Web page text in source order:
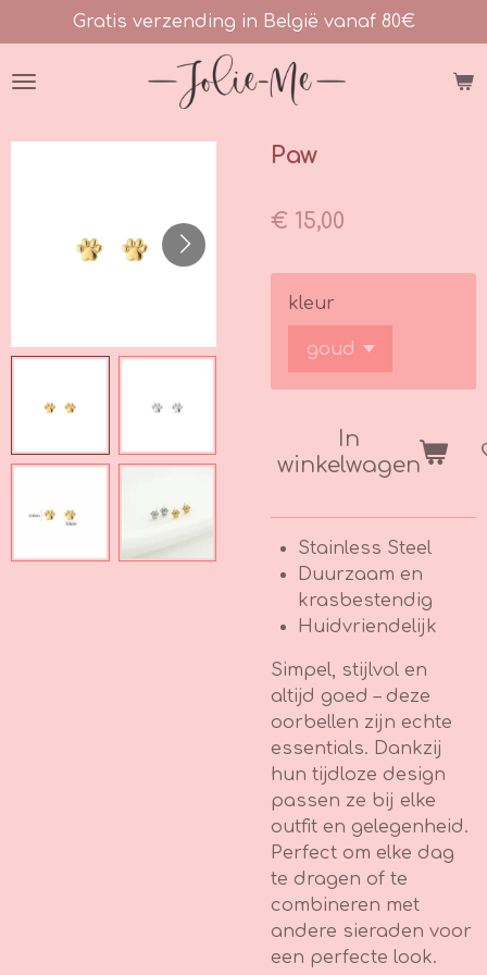
direct
naar
Gratis verzending in België vanaf 80€
Paw
€ 15,00
kleur
In
winkelwagen
Stainless Steel
Duurzaam en
krasbestendig
Huidvriendelijk
Simpel, stijlvol en
altijd goed – deze
oorbellen zijn echte
essentials. Dankzij
hun tijdloze design
passen ze bij elke
outfit en gelegenheid.
Perfect om elke dag
te dragen of te
combineren met
andere sieraden voor
een perfecte look.